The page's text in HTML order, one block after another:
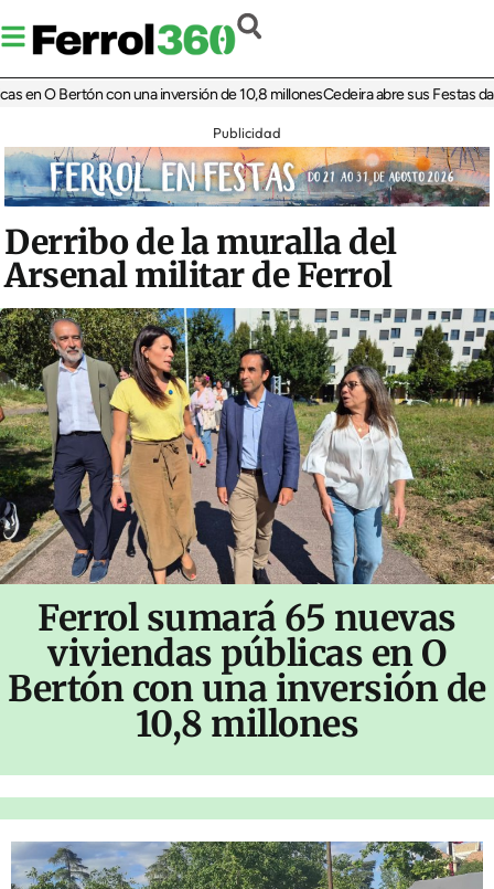
O Bertón con una inversión de 10,8 millonesCedeira abre sus Festas da
Publicidad
Derribo de la muralla del
Arsenal militar de Ferrol
Ferrol sumará 65 nuevas
viviendas públicas en O
Bertón con una inversión de
10,8 millones